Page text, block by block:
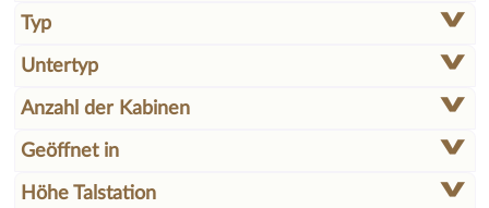
Typ
Untertyp
Anzahl der Kabinen
Geöffnet in
Höhe Talstation